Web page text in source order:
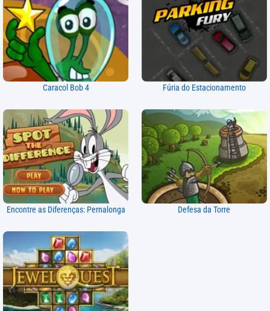
Caracol Bob 4 Fúria do Estacionamento
Encontre as Diferenças: Pernalonga Defesa da Torre